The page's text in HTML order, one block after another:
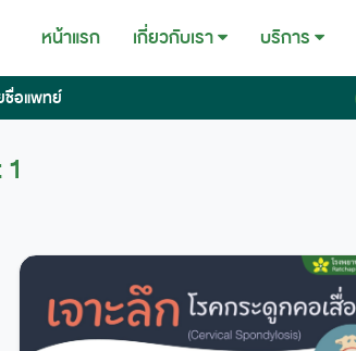
หน้าแรก เกี่ยวกับเรา บริการ
ชื่อแพทย์